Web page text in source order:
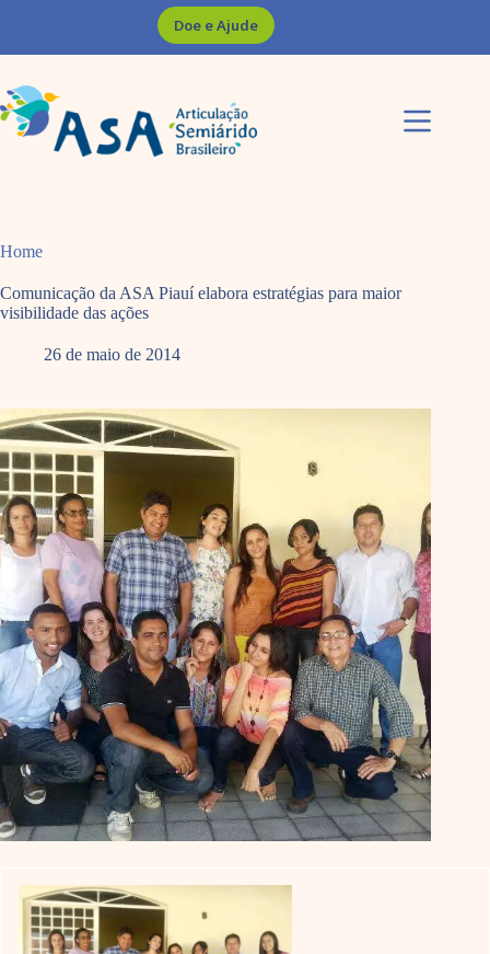
Doe e Ajude
Home
Comunicação da ASA Piauí elabora estratégias para maior
visibilidade das ações
26 de maio de 2014